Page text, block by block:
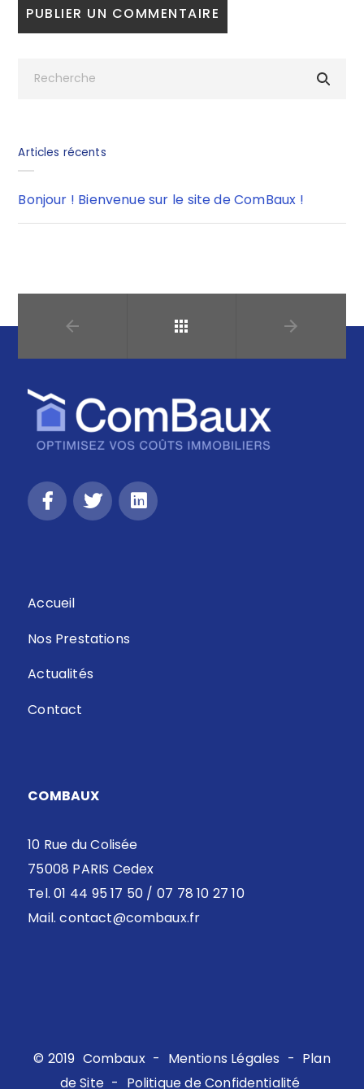
Articles récents
Bonjour ! Bienvenue sur le site de ComBaux !
Accueil
Nos Prestations
Actualités
Contact
COMBAUX
10 Rue du Colisée
75008 PARIS Cedex
Tel. 01 44 95 17 50 / 07 78 10 27 10
Mail.contact@combaux.fr
© 2019 Combaux - Mentions Légales - Plan
de Site - Politique de Confidentialité